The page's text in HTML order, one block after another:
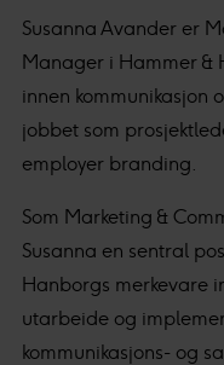
Susanna Avander er
Manager i Hammer &
innen kommunikasjon
jobbet som
employer branding.
Som Marketing &
Susanna en sentral
Hanborgs merkevare
utarbeide og
kommunikasjons- og